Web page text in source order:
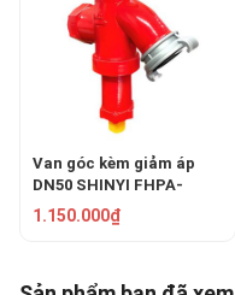
Van góc kèm giảm áp
DN50 SHINYI FHPA-
0050-16
1.150.000₫